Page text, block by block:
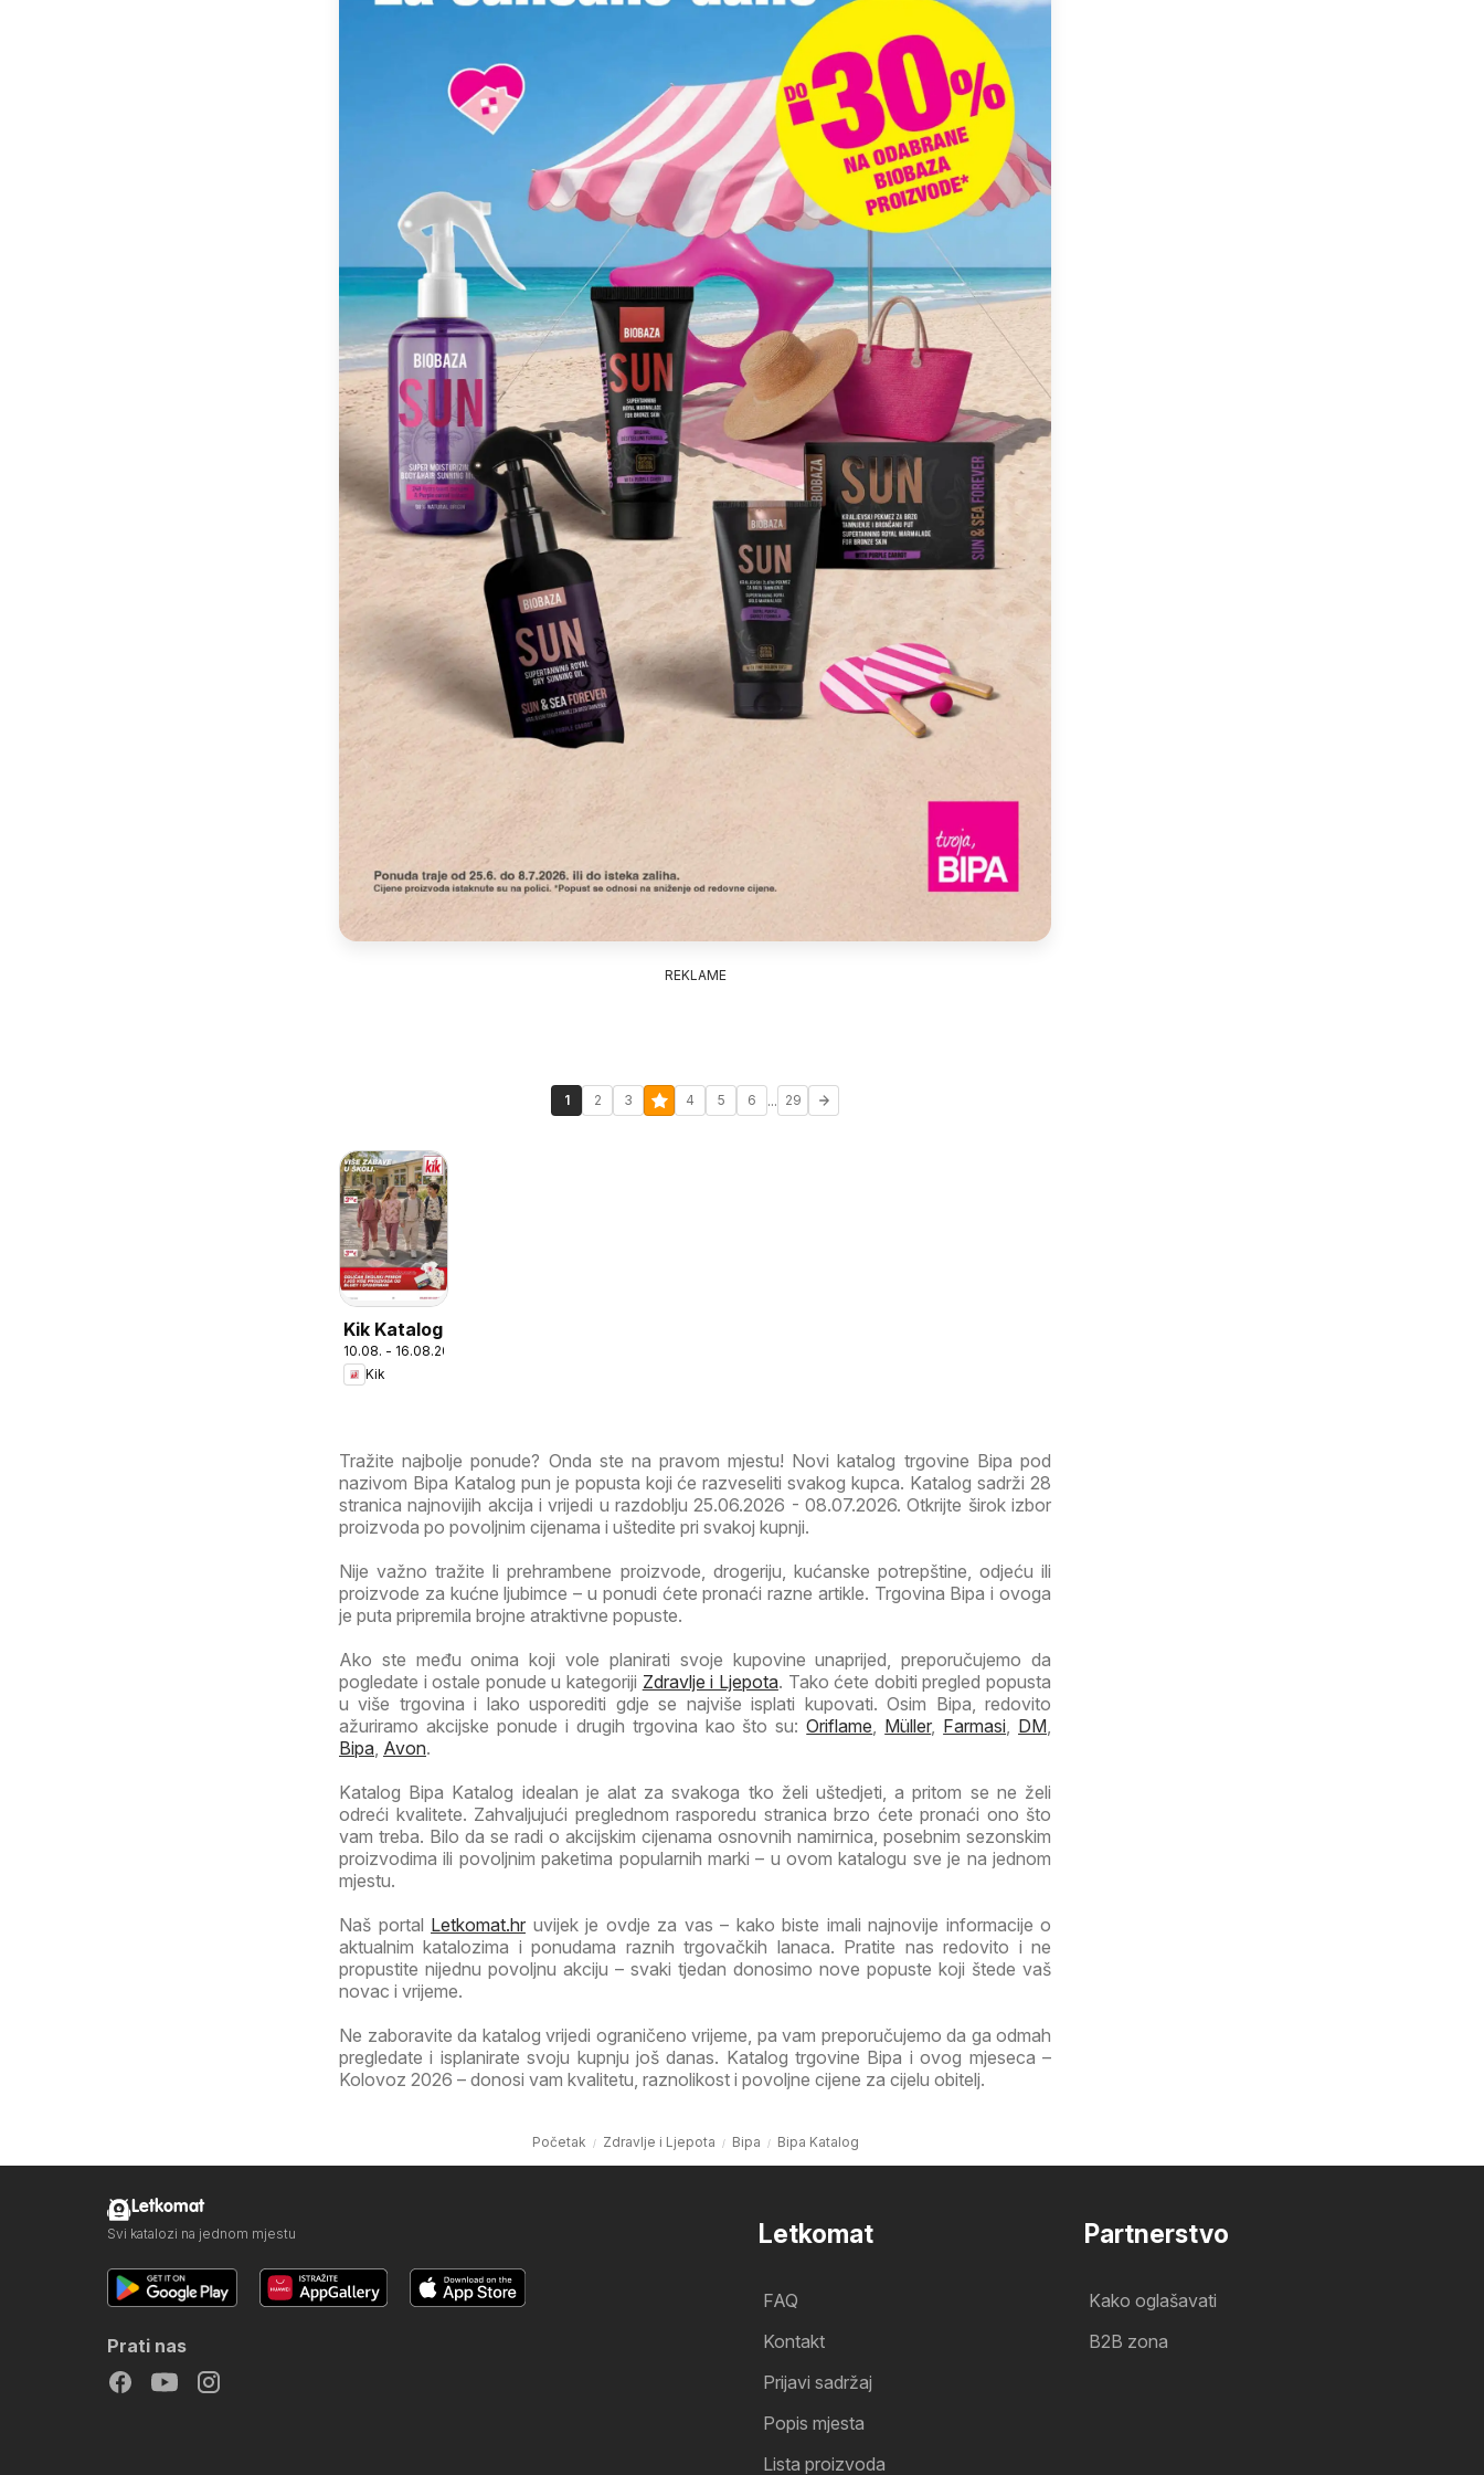
REKLAME
1 2 3 4 5 6 ... 29
Kik Katalog
10.08. - 16.08.2026
Kik
Tražite najbolje ponude? Onda ste na pravom mjestu! Novi katalog trgovine Bipa pod
nazivom Bipa Katalog pun je popusta koji će razveseliti svakog kupca. Katalog sadrži 28
stranica najnovijih akcija i vrijedi u razdoblju 25.06.2026 - 08.07.2026. Otkrijte širok izbor
proizvoda po povoljnim cijenama i uštedite pri svakoj kupnji.
Nije važno tražite li prehrambene proizvode, drogeriju, kućanske potrepštine, odjeću ili
proizvode za kućne ljubimce – u ponudi ćete pronaći razne artikle. Trgovina Bipa i ovoga
je puta pripremila brojne atraktivne popuste.
Ako ste među onima koji vole planirati svoje kupovine unaprijed, preporučujemo da
pogledate i ostale ponude u kategoriji Zdravlje i Ljepota. Tako ćete dobiti pregled popusta
u više trgovina i lako usporediti gdje se najviše isplati kupovati. Osim Bipa, redovito
ažuriramo akcijske ponude i drugih trgovina kao što su:Oriflame Müller, Farmasi DM
Bipa Avon.
Katalog Bipa Katalog idealan je alat za svakoga tko želi uštedjeti, a pritom se ne želi
odreći kvalitete. Zahvaljujući preglednom rasporedu stranica brzo ćete pronaći ono što
vam treba. Bilo da se radi o akcijskim cijenama osnovnih namirnica, posebnim sezonskim
proizvodima ili povoljnim paketima popularnih marki – u ovom katalogu sve je na jednom
mjestu.
Naš portal Letkomat.hr uvijek je ovdje za vas – kako biste imali najnovije informacije o
aktualnim katalozima i ponudama raznih trgovačkih lanaca. Pratite nas redovito i ne
propustite nijednu povoljnu akciju – svaki tjedan donosimo nove popuste koji štede vaš
novac i vrijeme.
Ne zaboravite da katalog vrijedi ograničeno vrijeme, pa vam preporučujemo da ga odmah
pregledate i isplanirate svoju kupnju još danas. Katalog trgovine Bipa i ovog mjeseca –
Kolovoz 2026 – donosi vam kvalitetu, raznolikost i povoljne cijene za cijelu obitelj.
Početak Zdravlje i Ljepota Bipa Bipa Katalog
Letkomat
FAQ
Kontakt
Prijavi sadržaj
Popis mjesta
Lista proizvoda
Partnerstvo
Kako oglašavati
B2B zona
Letkomat
Svi katalozi na jednom mjestu
Prati nas